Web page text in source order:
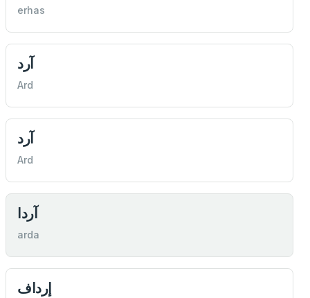
erhas
آرد
Ard
آرد
Ard
آردا
arda
إرداف